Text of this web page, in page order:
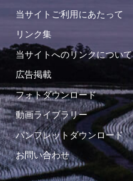
当サイトご利用にあたって
リンク集
当サイトへのリンクについて
広告掲載
フォトダウンロード
動画ライブラリー
パンフレットダウンロード
お問い合わせ